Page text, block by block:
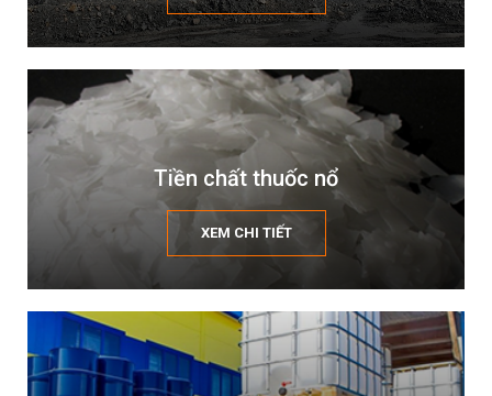
Tiền chất thuốc nổ
XEM CHI TIẾT